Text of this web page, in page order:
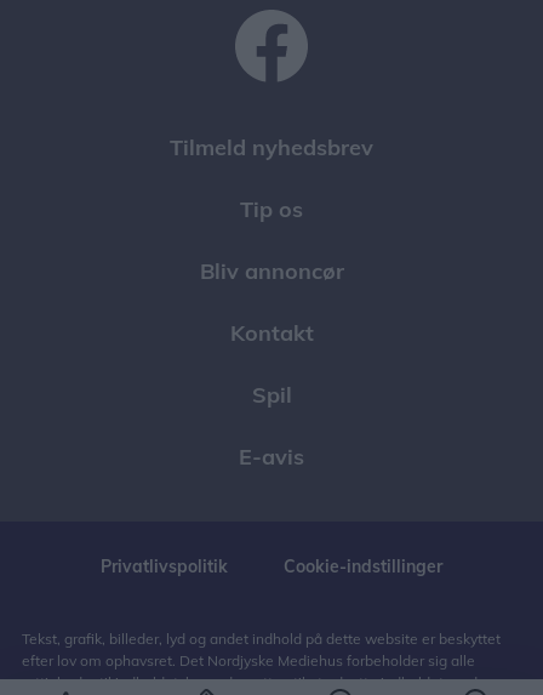
Tilmeld nyhedsbrev
Tip os
Bliv annoncør
Kontakt
Spil
E-avis
Privatlivspolitik Cookie-indstillinger
Tekst, grafik, billeder, lyd og andet indhold på dette website er beskyttet
efter lov om ophavsret. Det Nordjyske Mediehus forbeholder sig alle
rettigheder til indholdet, herunder retten til at udnytte indholdet med